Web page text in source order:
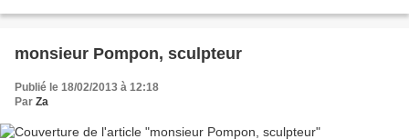
monsieur Pompon, sculpteur
Publié le 18/02/2013 à 12:18
Par Za